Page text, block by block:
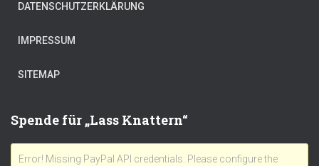
DATENSCHUTZERKLÄRUNG
IMPRESSUM
SITEMAP
Spende für „Lass Knattern“
Error! Missing PayPal API credentials. Please configure the